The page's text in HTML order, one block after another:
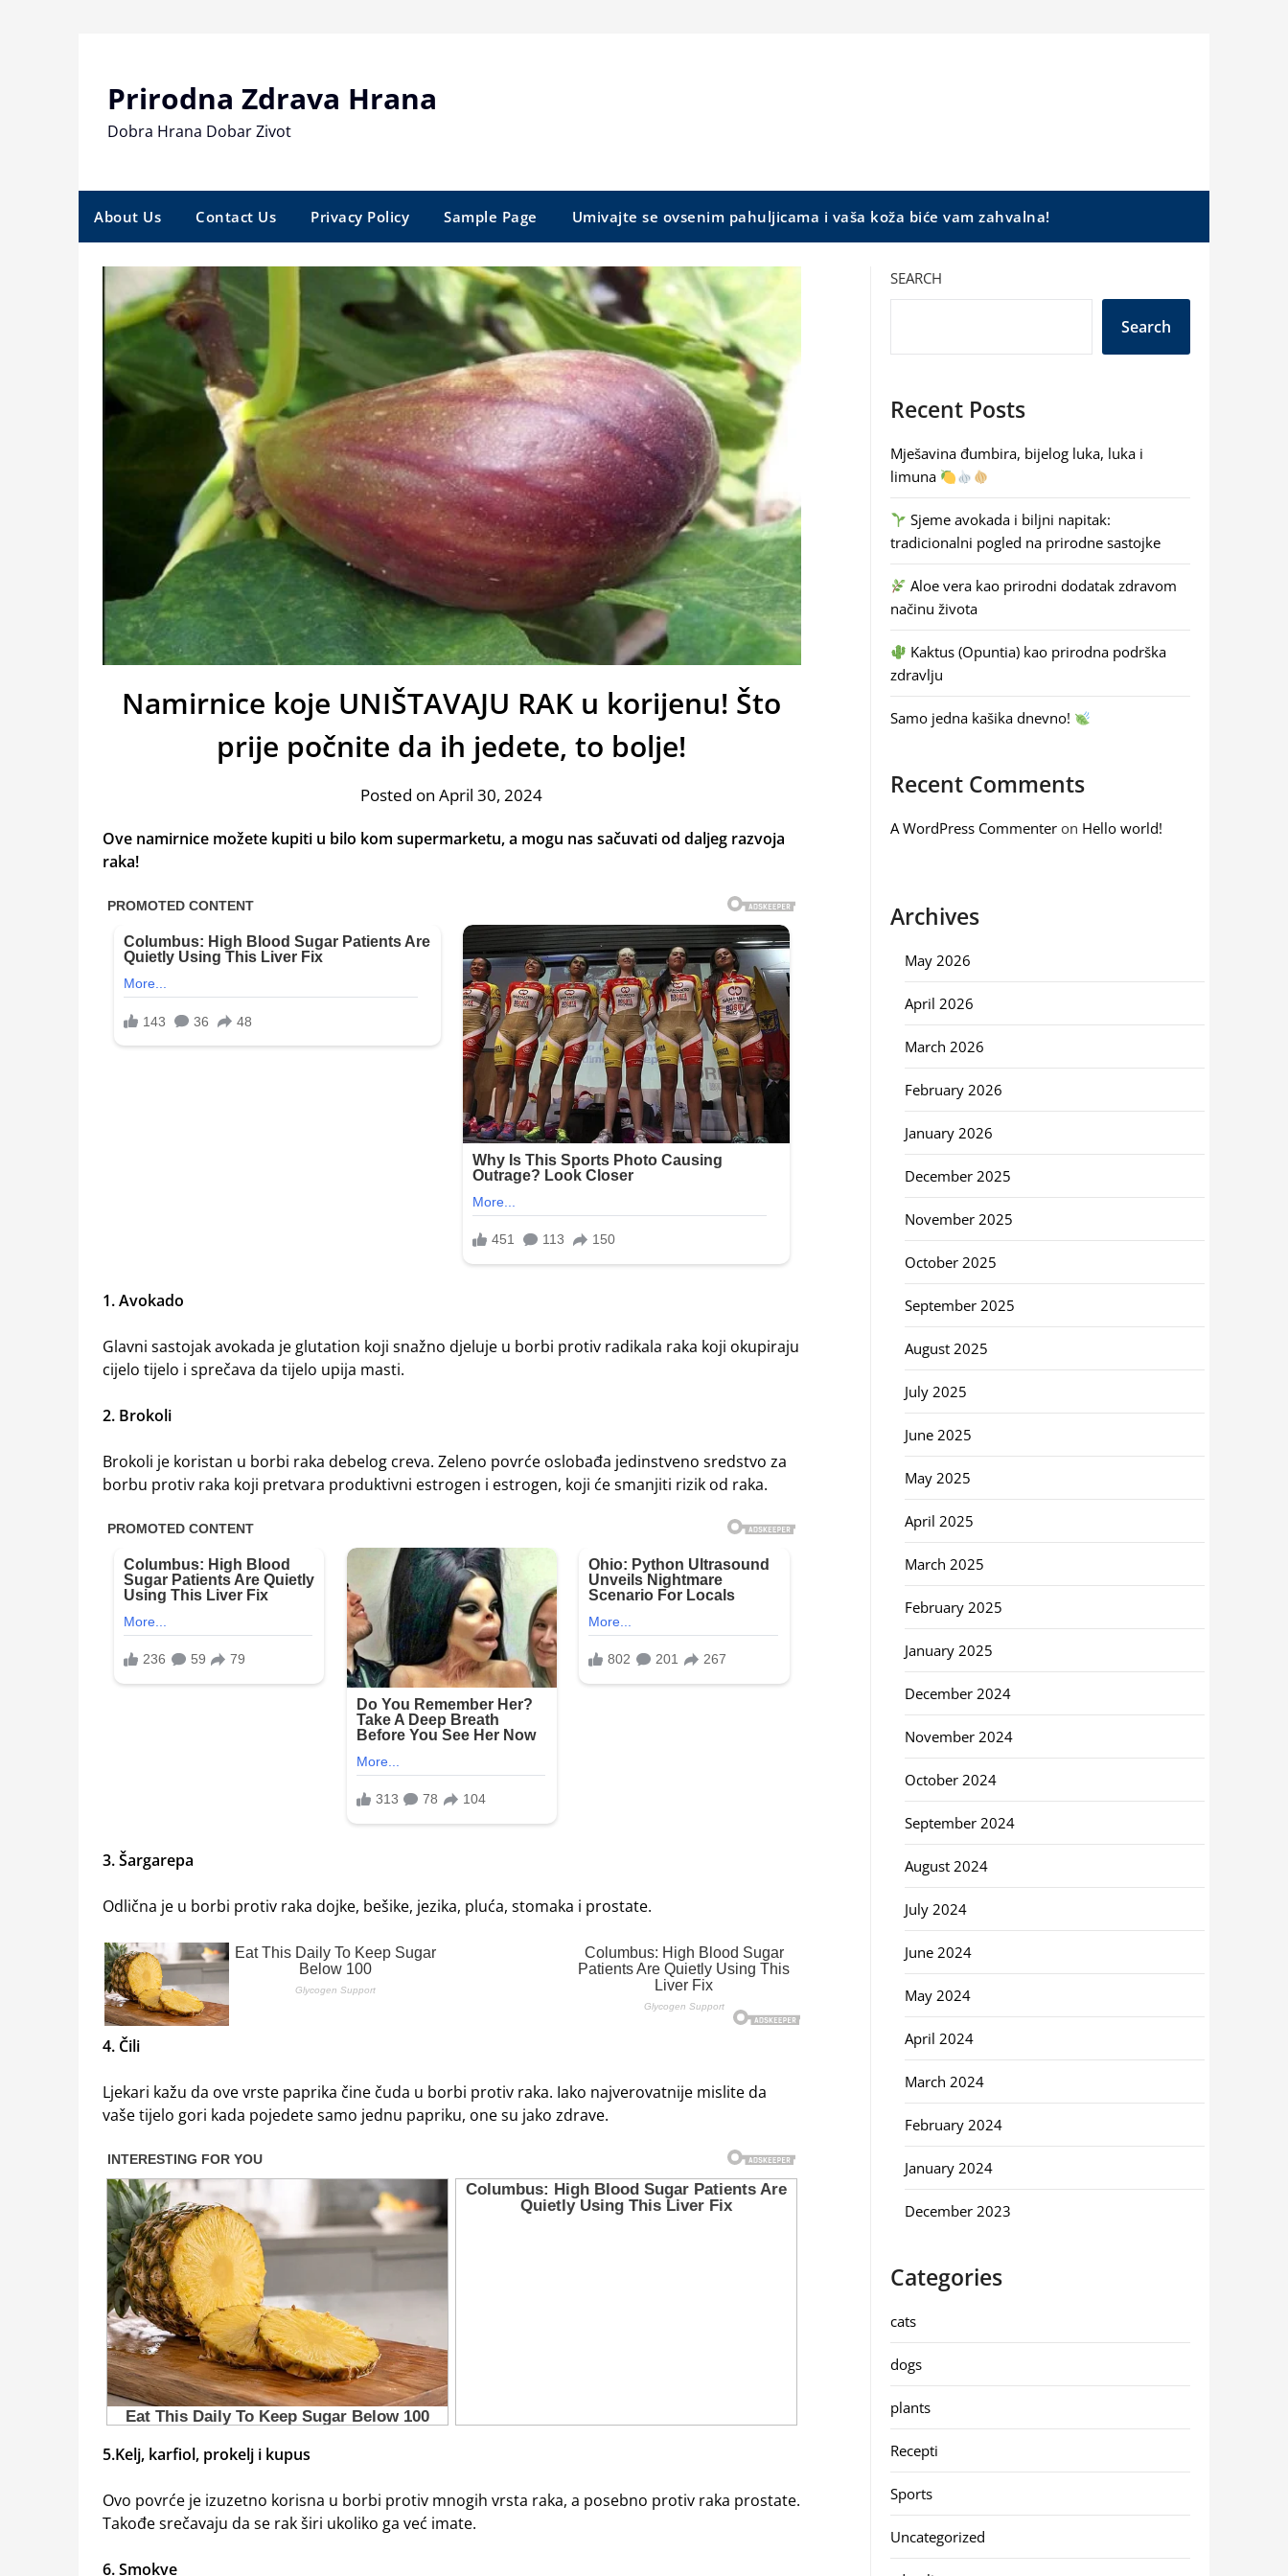
Prirodna Zdrava Hrana
Dobra Hrana Dobar Zivot
About Us Contact Us Privacy Policy Sample Page Umivajte se ovsenim pahuljicama i vaša koža biće vam zahvalna!
Namirnice koje UNIŠTAVAJU RAK u korijenu! Što
prije počnite da ih jedete, to bolje!
Posted on April 30, 2024
Ove namirnice možete kupiti u bilo kom supermarketu, a mogu nas sačuvati od daljeg razvoja
raka!
1. Avokado
Glavni sastojak avokada je glutation koji snažno djeluje u borbi protiv radikala raka koji okupiraju
cijelo tijelo i sprečava da tijelo upija masti.
2. Brokoli
Brokoli je koristan u borbi raka debelog creva. Zeleno povrće oslobađa jedinstveno sredstvo za
borbu protiv raka koji pretvara produktivni estrogen i estrogen, koji će smanjiti rizik od raka.
3. Šargarepa
Odlična je u borbi protiv raka dojke, bešike, jezika, pluća, stomaka i prostate.
4. Čili
Ljekari kažu da ove vrste paprika čine čuda u borbi protiv raka. Iako najverovatnije mislite da
vaše tijelo gori kada pojedete samo jednu papriku, one su jako zdrave.
5.Kelj, karfiol, prokelj i kupus
Ovo povrće je izuzetno korisna u borbi protiv mnogih vrsta raka, a posebno protiv raka prostate.
Takođe srečavaju da se rak širi ukoliko ga već imate.
6. Smokve
SEARCH
Search
Recent Posts
Mješavina đumbira, bijelog luka, luka i
limuna
Sjeme avokada i biljni napitak:
tradicionalni pogled na prirodne sastojke
Aloe vera kao prirodni dodatak zdravom
načinu života
Kaktus (Opuntia) kao prirodna podrška
zdravlju
Samo jedna kašika dnevno!
Recent Comments
A WordPress Commenteron Hello world!
Archives
May 2026
April 2026
March 2026
February 2026
January 2026
December 2025
November 2025
October 2025
September 2025
August 2025
July 2025
June 2025
May 2025
April 2025
March 2025
February 2025
January 2025
December 2024
November 2024
October 2024
September 2024
August 2024
July 2024
June 2024
May 2024
April 2024
March 2024
February 2024
January 2024
December 2023
Categories
cats
dogs
plants
Recepti
Sports
Uncategorized